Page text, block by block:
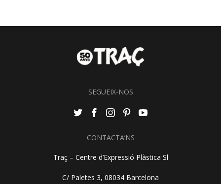
SEGUEIX-NOS
CONTACTA’NS
Traç – Centre d’Expressió Plàstica Sl
C/ Paletes 3, 08034 Barcelona